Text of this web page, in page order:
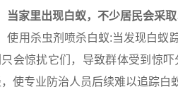
家里出现白蚁，不少居民会采取
用杀虫剂喷杀白蚁:当发现白蚁
只会惊扰它们，导致群体受到惊
使专业防治人员后续难以追踪白